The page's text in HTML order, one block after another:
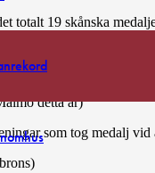
totalt 19 skånska
detta år)
som tog medalj